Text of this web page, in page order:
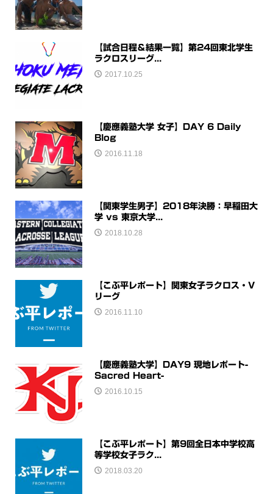
【試合日程＆結果一覧】第24回東北学生
ラクロスリーグ...
2017.10.25
【慶應義塾大学 女子】DAY 6 Daily
Blog
2016.11.18
【関東学生男子】2018年決勝：早稲田大
学 vs 東京大学...
2018.10.28
【こぶ平レポート】関東女子ラクロス・V
リーグ
2016.11.10
【慶應義塾大学】DAY9 現地レポート-
Sacred Heart-
2016.10.15
【こぶ平レポート】第9回全日本中学校高
等学校女子ラク...
2018.03.20